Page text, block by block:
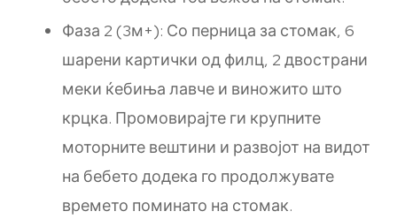
Фаза 2 (3м+): Со перница за стомак, 6
шарени картички од филц, 2 двострани
меки ќебиња лавче и виножито што
крцка. Промовирајте ги крупните
моторните вештини и развојот на видот
на бебето додека го продолжувате
времето поминато на стомак.